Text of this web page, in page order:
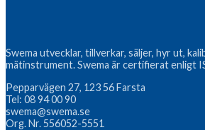
Swema utvecklar, tillverkar, säljer, hyr ut,
mätinstrument. Swema är certifierat enligt
Pepparvägen 27, 123 56 Farsta
Tel: 08 94 00 90
swema@swema.se
Org. Nr. 556052-5551